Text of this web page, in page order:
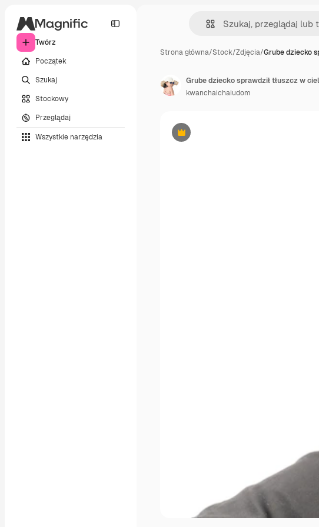
Twórz
Początek
Szukaj
Stockowy
Przeglądaj
Wszystkie narzędzia
Strona główna/Stock/Zdjęcia/Grube dziecko
Premium
Grube dziecko sprawdził tłuszcz w
kwanchaichaiudom